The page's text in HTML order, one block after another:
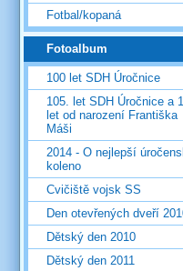
Fotbal/kopaná
Fotoalbum
100 let SDH Úročnice
105. let SDH Úročnice a
let od narození Františka
Máši
2014 - O nejlepší
koleno
Cvičiště vojsk SS
Den otevřených dveří
Dětský den 2010
Dětský den 2011